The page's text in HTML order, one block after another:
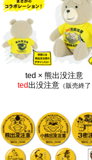
ted × 熊出没注意
ted出没注意 （販売終了